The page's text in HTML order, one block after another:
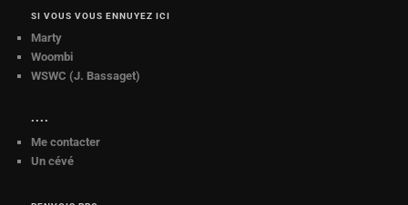
SI VOUS VOUS ENNUYEZ ICI
Marty
Woombi
WSWC (J. Bassaget)
••••
Me contacter
Un cévé